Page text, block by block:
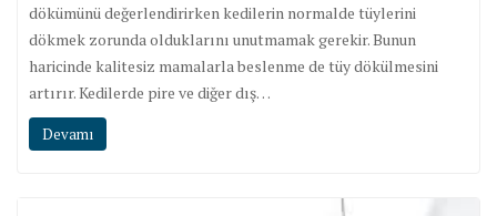
dökümünü değerlendirirken kedilerin normalde tüylerini
dökmek zorunda olduklarını unutmamak gerekir. Bunun
haricinde kalitesiz mamalarla beslenme de tüy dökülmesini
artırır. Kedilerde pire ve diğer dış…
Devamı